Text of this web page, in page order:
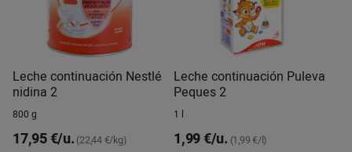
Leche continuación Nestlé
nidina 2
800 g
17,95 €/u. (22,44 €/kg)
Leche continuación Puleva
Peques 2
1 l
1,99 €/u. (1,99 €/l)